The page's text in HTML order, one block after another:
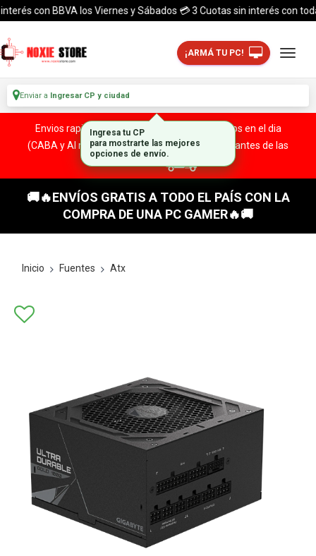
con BBVA los Viernes y Sábados 💳 3 Cuotas sin interés con
¡ARMÁ TU PC!
Enviar a Ingresar CP y ciudad
Envios rapidos y seguros a todo el pais. ¡ Envios en el dia
(CABA y Al rededores) Acreditando tu compra antes de las
🚚🔥ENVÍOS GRATIS A TODO EL PAÍS CON LA
COMPRA DE UNA PC GAMER🔥🚚
Inicio Fuentes Atx